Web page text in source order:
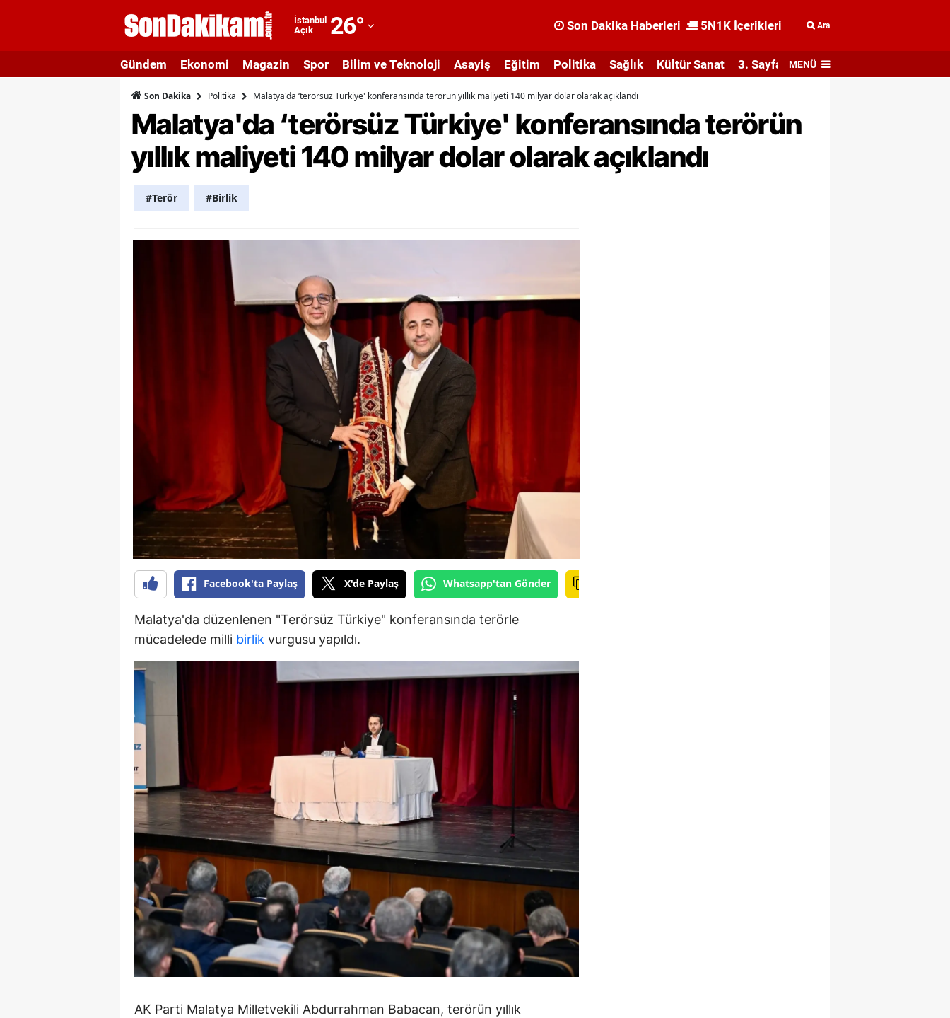
İstanbul
Açık
26°
Adıyaman
Afyonkarahisar
Ağrı
Amasya
Aydın
Balıkesir
Bilecik
Bingöl
Bitlis
Burdur
Bursa
Çanakkale
Çankırı
Denizli
Diyarbakır
Edirne
Elazığ
Erzurum
Eskişehir
Gaziantep
Giresun
Gümüşhane
Hakkari
Hatay
Isparta
Mersin
Son Dakika Haberleri 5N1K İçerikleri Ara
Gündem Ekonomi Magazin Spor Bilim ve Teknoloji Asayiş Eğitim Politika Sağlık Kültür Sanat 3. Sayfa MENÜ
Son Dakika Politika Malatya'da ‘terörsüz Türkiye' konferansında terörün yıllık maliyeti 140 milyar dolar olarak açıklandı
Malatya'da ‘terörsüz Türkiye' konferansında terörün
yıllık maliyeti 140 milyar dolar olarak açıklandı
#Terör #Birlik
Facebook'ta Paylaş X'de Paylaş Whatsapp'tan Gönder
Malatya'da düzenlenen "Terörsüz Türkiye" konferansında terörle
mücadelede milli birlik vurgusu yapıldı.
AK Parti Malatya Milletvekili Abdurrahman Babacan, terörün yıllık